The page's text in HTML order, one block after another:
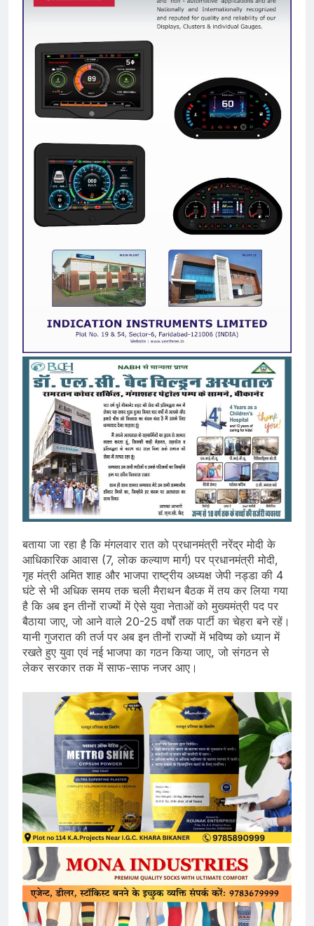
बताया जा रहा है कि मंगलवार रात को प्रधानमंत्री नरेंद्र मोदी के
आधिकारिक आवास (7, लोक कल्याण मार्ग) पर प्रधानमंत्री मोदी,
गृह मंत्री अमित शाह और भाजपा राष्ट्रीय अध्यक्ष जेपी नड्डा की 4
घंटे से भी अधिक समय तक चली मैराथन बैठक में तय कर लिया गया
है कि अब इन तीनों राज्यों में ऐसे युवा नेताओं को मुख्यमंत्री पद पर
बैठाया जाए, जो आने वाले 20-25 वर्षों तक पार्टी का चेहरा बने रहें।
यानी गुजरात की तर्ज पर अब इन तीनों राज्यों में भविष्य को ध्यान में
रखते हुए युवा एवं नई भाजपा का गठन किया जाए, जो संगठन से
लेकर सरकार तक में साफ-साफ नजर आए।